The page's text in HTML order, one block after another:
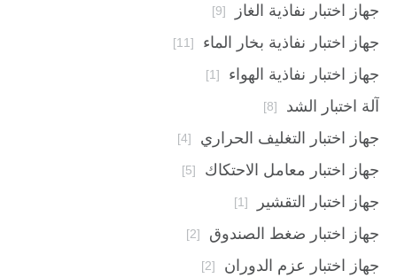
جهاز اختبار نفاذية الغاز [9]
جهاز اختبار نفاذية بخار الماء [11]
جهاز اختبار نفاذية الهواء [1]
آلة اختبار الشد [8]
جهاز اختبار التغليف الحراري [4]
جهاز اختبار معامل الاحتكاك [5]
جهاز اختبار التقشير [1]
جهاز اختبار ضغط الصندوق [2]
جهاز اختبار عزم الدوران [2]